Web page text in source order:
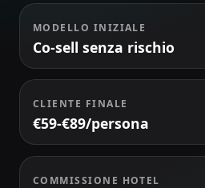
MODELLO INIZIALE
Co-sell senza rischio
CLIENTE FINALE
€59-€89/persona
COMMISSIONE HOTEL